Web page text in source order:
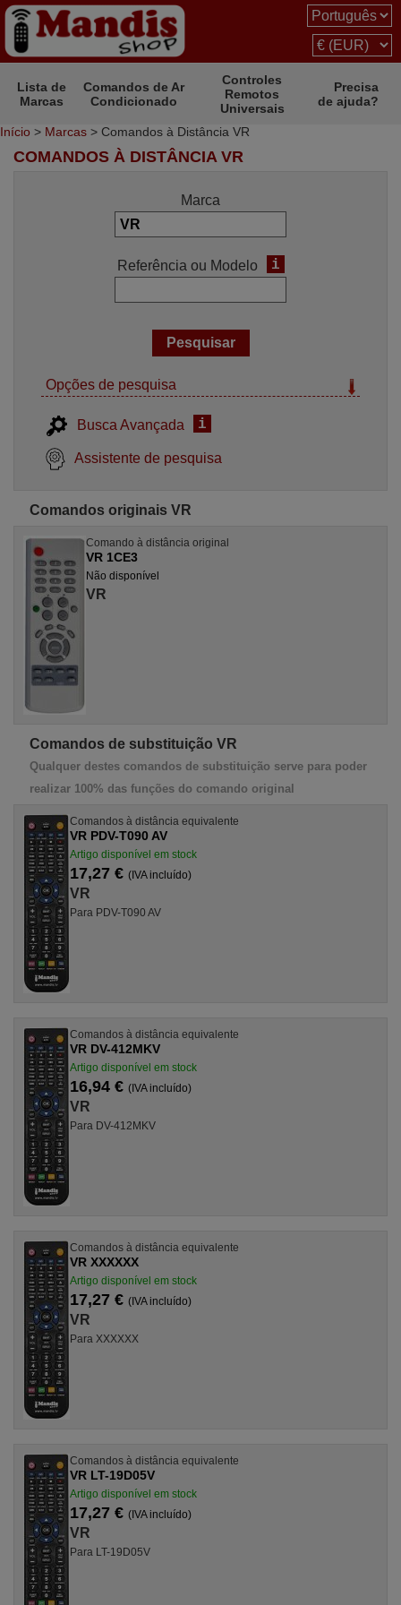
Lista de
Marcas
Comandos de Ar
Condicionado
Controles
Remotos
Universais
Precisa
de ajuda?
Início > Marcas > Comandos à Distância VR
COMANDOS À DISTÂNCIA VR
Marca
Referência ou Modelo i
Opções de pesquisa
Busca Avançada i
Assistente de pesquisa
Comandos originais VR
Comando à distância original
VR 1CE3
Não disponível
VR
Comandos de substituição VR
Qualquer destes comandos de substituição serve para poder
realizar 100% das funções do comando original
Comandos à distância equivalente
VR PDV-T090 AV
Artigo disponível em stock
17,27 € (IVA incluído)
VR
Para PDV-T090 AV
Comandos à distância equivalente
VR DV-412MKV
Artigo disponível em stock
16,94 € (IVA incluído)
VR
Para DV-412MKV
Comandos à distância equivalente
VR XXXXXX
Artigo disponível em stock
17,27 € (IVA incluído)
VR
Para XXXXXX
Comandos à distância equivalente
VR LT-19D05V
Artigo disponível em stock
17,27 € (IVA incluído)
VR
Para LT-19D05V